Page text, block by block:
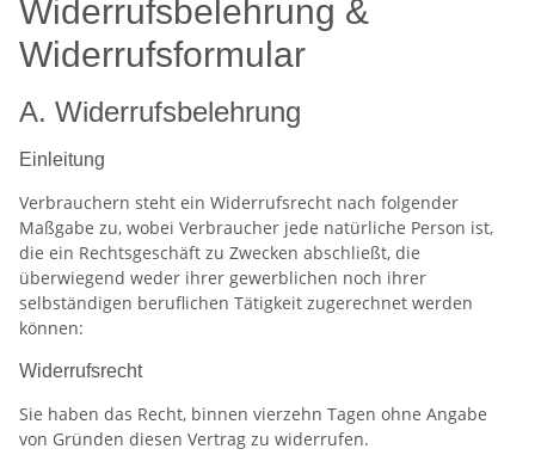
Widerrufsbelehrung &
Widerrufsformular
A. Widerrufsbelehrung
Einleitung
Verbrauchern steht ein Widerrufsrecht nach folgender
Maßgabe zu, wobei Verbraucher jede natürliche Person ist,
die ein Rechtsgeschäft zu Zwecken abschließt, die
überwiegend weder ihrer gewerblichen noch ihrer
selbständigen beruflichen Tätigkeit zugerechnet werden
können:
Widerrufsrecht
Sie haben das Recht, binnen vierzehn Tagen ohne Angabe
von Gründen diesen Vertrag zu widerrufen.